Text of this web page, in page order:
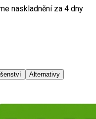
naskladnění za 4 dny
Alternativy